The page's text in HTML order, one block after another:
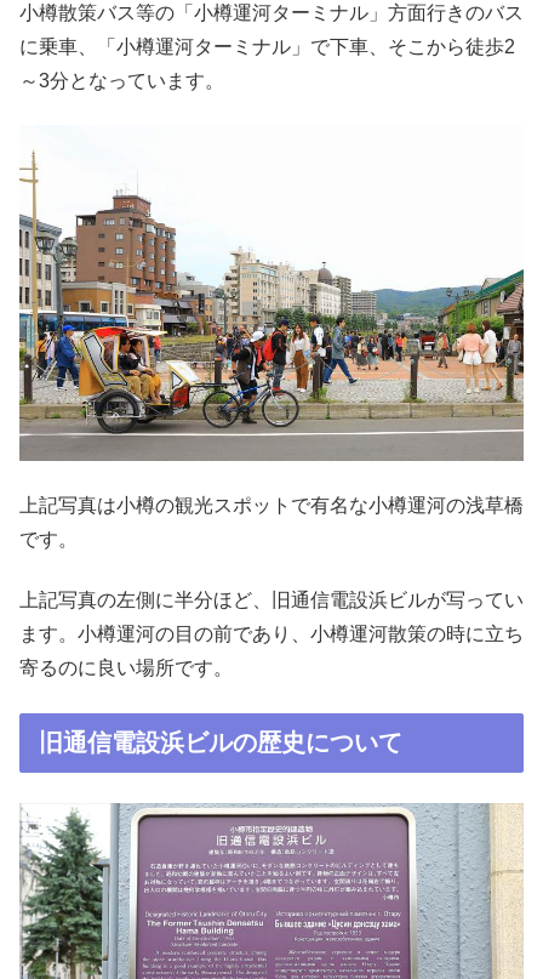
小樽散策バス等の「小樽運河ターミナル」方面行きのバス
に乗車、「小樽運河ターミナル」で下車、そこから徒歩2
～3分となっています。
上記写真は小樽の観光スポットで有名な小樽運河の浅草橋
です。
上記写真の左側に半分ほど、旧通信電設浜ビルが写ってい
ます。小樽運河の目の前であり、小樽運河散策の時に立ち
寄るのに良い場所です。
旧通信電設浜ビルの歴史について